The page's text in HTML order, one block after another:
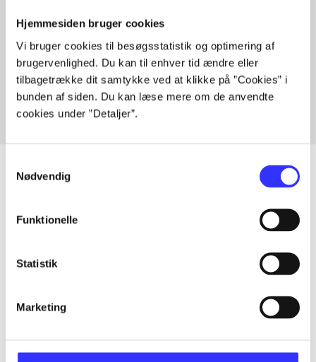
Hjemmesiden bruger cookies
Vi bruger cookies til besøgsstatistik og optimering af
brugervenlighed. Du kan til enhver tid ændre eller
tilbagetrække dit samtykke ved at klikke på ”Cookies” i
bunden af siden. Du kan læse mere om de anvendte
cookies under ”Detaljer”.
Nødvendig
Funktionelle
Statistik
Marketing
Artikler med samme emner
Fra
Artikler